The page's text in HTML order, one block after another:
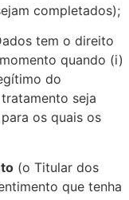
completados);
tem o direito
quando (i)
do
seja
os quais os
(o Titular dos
que tenha